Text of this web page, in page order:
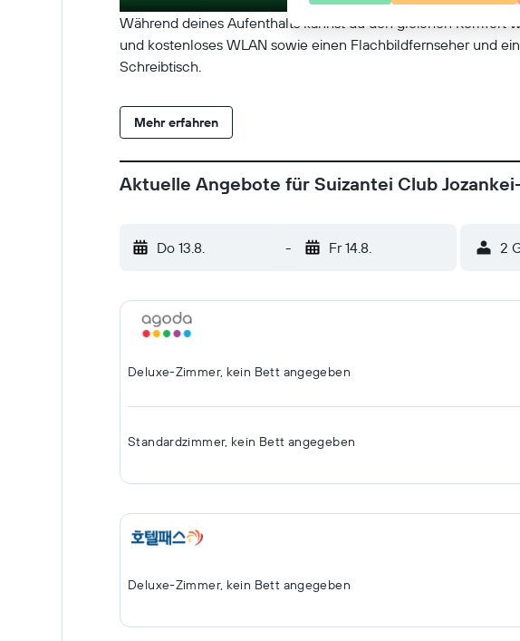
Während deines Aufenthalts kannst du den gleichen Komfort
und kostenloses WLAN sowie einen Flachbildfernseher und
Schreibtisch.
Mehr erfahren
Aktuelle Angebote für Suizantei Club
Do 13.8. - Fr 14.8. 2
Deluxe-Zimmer, kein Bett angegeben
Standardzimmer, kein Bett angegeben
Deluxe-Zimmer, kein Bett angegeben